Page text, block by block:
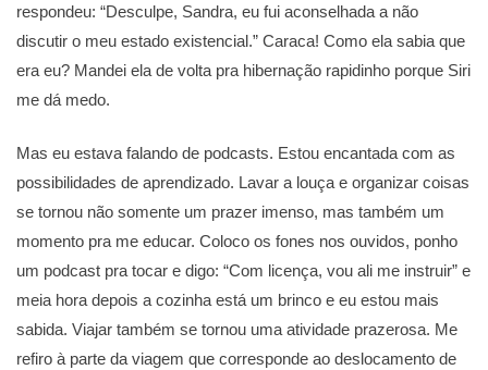
respondeu: “Desculpe, Sandra, eu fui aconselhada a não
discutir o meu estado existencial.” Caraca! Como ela sabia que
era eu? Mandei ela de volta pra hibernação rapidinho porque Siri
me dá medo.
Mas eu estava falando de podcasts. Estou encantada com as
possibilidades de aprendizado. Lavar a louça e organizar coisas
se tornou não somente um prazer imenso, mas também um
momento pra me educar. Coloco os fones nos ouvidos, ponho
um podcast pra tocar e digo: “Com licença, vou ali me instruir” e
meia hora depois a cozinha está um brinco e eu estou mais
sabida. Viajar também se tornou uma atividade prazerosa. Me
refiro à parte da viagem que corresponde ao deslocamento de